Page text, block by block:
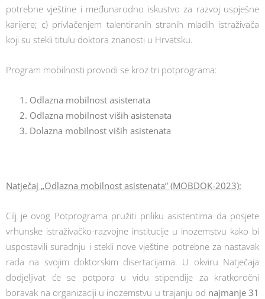
potrebne vještine i međunarodno iskustvo za razvoj uspješne
karijere; c) privlačenjem talentiranih stranih mladih istraživača
koji su stekli titulu doktora znanosti u Hrvatsku.
Program mobilnosti provodi se kroz tri potprograma:
Odlazna mobilnost asistenata
Odlazna mobilnost viših asistenata
Dolazna mobilnost viših asistenata
Natječaj „Odlazna mobilnost asistenata” (MOBDOK-2023):
Cilj je ovog Potprograma pružiti priliku asistentima da posjete
vrhunske istraživačko-razvojne institucije u inozemstvu kako bi
uspostavili suradnju i stekli nove vještine potrebne za nastavak
rada na svojim doktorskim disertacijama. U okviru Natječaja
dodjeljivat će se potpora u vidu stipendije za kratkoročni
boravak na organizaciji u inozemstvu u trajanju od najmanje 31